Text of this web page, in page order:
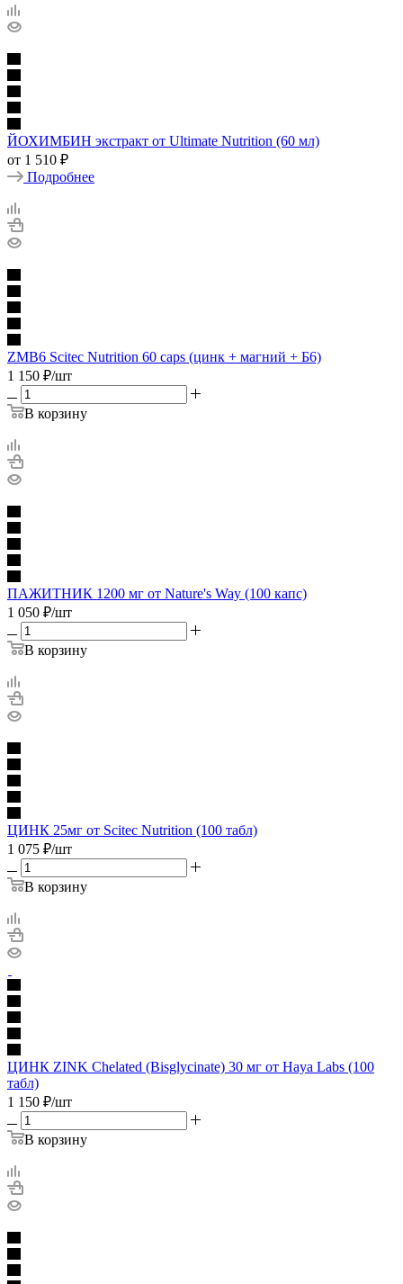
ЙОХИМБИН экстракт от Ultimate Nutrition (60 мл)
от 1 510 ₽
Подробнее
ZMB6 Scitec Nutrition 60 caps (цинк + магний + Б6)
1 150 ₽/шт
В корзину
ПАЖИТНИК 1200 мг от Nature's Way (100 капс)
1 050 ₽/шт
В корзину
ЦИНК 25мг от Scitec Nutrition (100 табл)
1 075 ₽/шт
В корзину
ЦИНК ZINK Chelated (Bisglycinate) 30 мг от Haya Labs (100
табл)
1 150 ₽/шт
В корзину